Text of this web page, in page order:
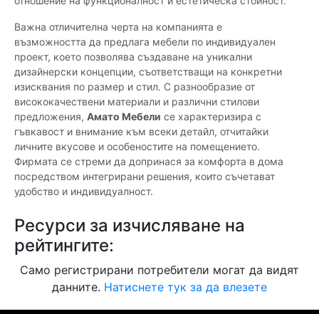
Важна отличителна черта на компанията е
възможността да предлага мебели по индивидуален
проект, което позволява създаване на уникални
дизайнерски концепции, съответстващи на конкретни
изисквания по размер и стил. С разнообразие от
висококачествени материали и различни стилови
предложения, Амато Мебели се характеризира с
гъвкавост и внимание към всеки детайл, отчитайки
личните вкусове и особеностите на помещението.
Фирмата се стреми да допринася за комфорта в дома
посредством интегрирани решения, които съчетават
удобство и индивидуалност.
Ресурси за изчисляване на
рейтингите:
Само регистрирани потребители могат да видят
данните. Натиснете тук за да влезете